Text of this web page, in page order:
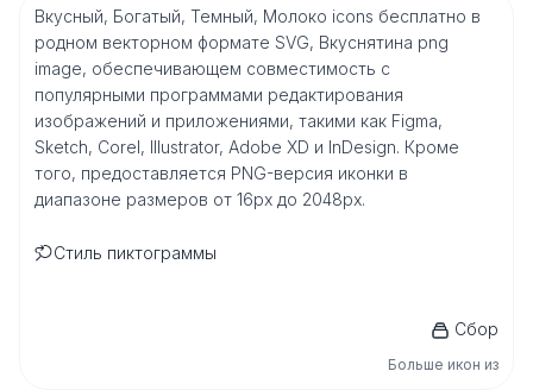
Вкусный, Богатый, Темный, Молоко icons бесплатно в
родном векторном формате SVG, Вкуснятина png
image, обеспечивающем совместимость с
популярными программами редактирования
изображений и приложениями, такими как Figma,
Sketch, Corel, Illustrator, Adobe XD и InDesign. Кроме
того, предоставляется PNG-версия иконки в
диапазоне размеров от 16px до 2048px.
Стиль пиктограммы
Сбор
Больше икон из